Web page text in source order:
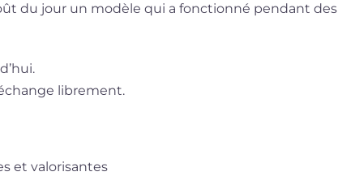
du jour un modèle qui a fonctionné pendant des
librement.
et valorisantes